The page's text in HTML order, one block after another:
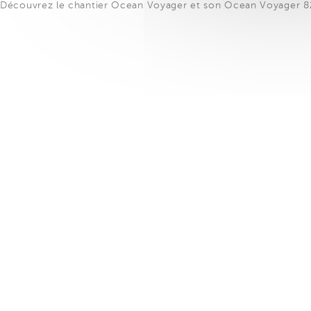
Découvrez le chantier Ocean Voyager et son Ocean Voyager